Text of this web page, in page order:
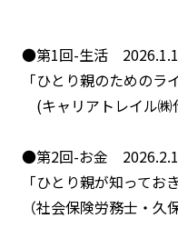
●第1回-生活
「ひとり親のためのラ
(キャリアトレイル
●第2回-お金
「ひとり親が知ってお
（社会保険労務士・